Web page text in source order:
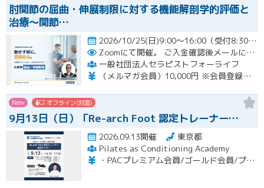
肘関節の屈曲・伸展制限に対する機能解剖学的評価と
治療～関節…
2026/10/25(日)9:00～16:00（受付8:30～） （※途中、１時間のお昼休憩あり）開催
Zoomにて開催。
ご入金確認後メールにてURLをお知らせいたします。
一般社団法人セラピストフォーライフ
（メルマガ会員）10,000円 ※会員登録はホームページより無料で行って頂けます。 会員限定特典あり！
New オフライン(対面)
9月13日（日）「Re-arch Foot 認定トレーナー…
2026.09.13開催
東京都
Pilates as Conditioning Academy
・PACプレミアム会員/ゴールド会員/プラチナ会員：9,900円（税込） ・PACスタンダード会員：13,200円（税込） ・フリー会員：16,500円（税込）